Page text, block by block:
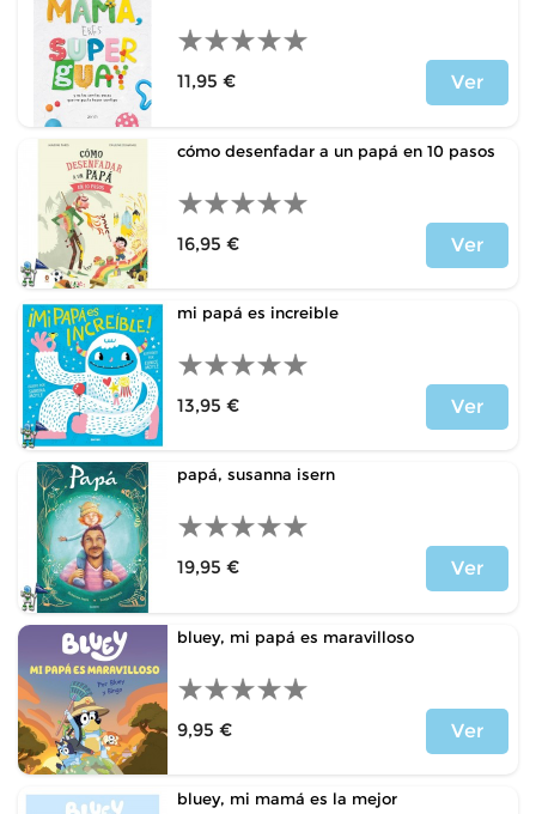
11,95 €
Ver
cómo desenfadar a un papá en 10 pasos
16,95 €
Ver
mi papá es increible
13,95 €
Ver
papá, susanna isern
19,95 €
Ver
bluey, mi papá es maravilloso
9,95 €
Ver
bluey, mi mamá es la mejor